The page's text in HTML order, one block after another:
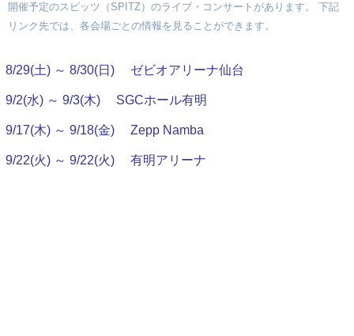
開催予定のスピッツ（SPITZ）のライブ・コンサートがあります。 下記
リンク先では、各会場ごとの情報を見ることができます。
8/29(土) ～ 8/30(日) ゼビオアリーナ仙台
9/2(水) ～ 9/3(木) SGCホール有明
9/17(木) ～ 9/18(金) Zepp Namba
9/22(火) ～ 9/22(火) 有明アリーナ